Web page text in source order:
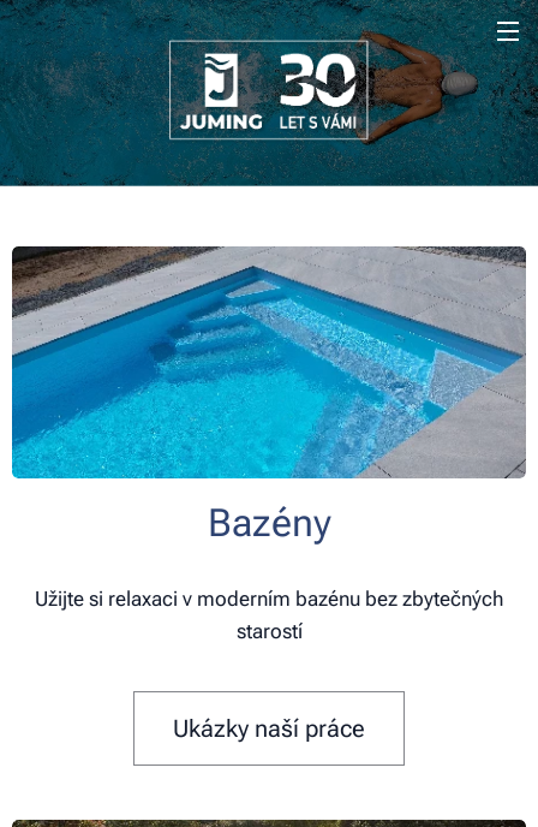
Bazény
Užijte si relaxaci v moderním bazénu bez zbytečných
starostí
Ukázky naší práce